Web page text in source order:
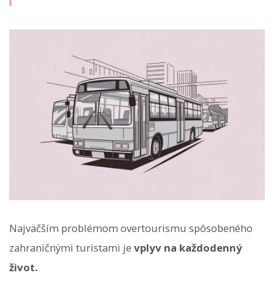
Najväčším problémom overtourismu spôsobeného
zahraničnými turistami je vplyv na každodenný
život.